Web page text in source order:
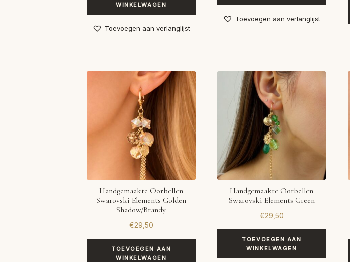
WINKELWAGEN
Toevoegen aan verlanglijst
Toevoegen aan verlanglijst
Handgemaakte Oorbellen
Swarovski Elements Golden
Shadow/Brandy
€29,50
TOEVOEGEN AAN
WINKELWAGEN
Handgemaakte Oorbellen
Swarovski Elements Green
€29,50
TOEVOEGEN AAN
WINKELWAGEN